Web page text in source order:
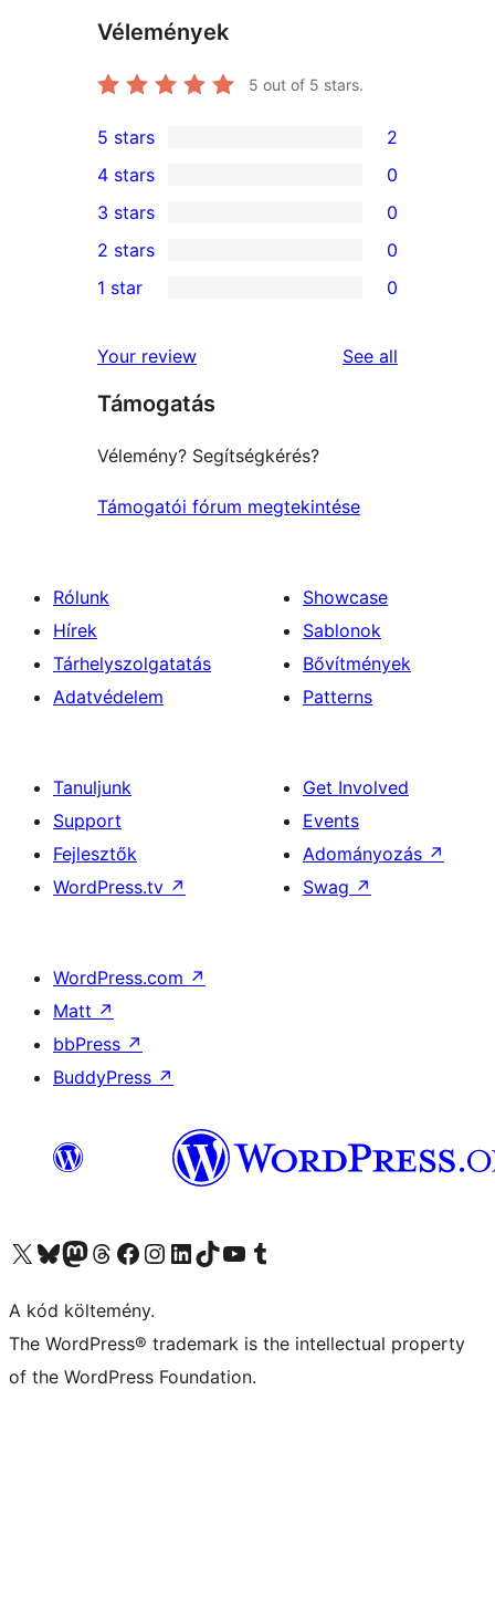
Vélemények
5 out of 5 stars.
2
5-
star
reviews
5 stars 2
4-
star
reviews
4 stars 0
0
3-
star
3 stars 0
2-
reviews
2 stars 0
star
reviews
1 star 0
Your review See all
Támogatás
Vélemény? Segítségkérés?
Támogatói fórum megtekintése
Rólunk
Hírek
Tárhelyszolgatatás
Adatvédelem
Showcase
Sablonok
Bővítmények
Patterns
Tanuljunk
Support
Fejlesztők
WordPress.tv ↗
Get Involved
Events
Adományozás ↗
Swag ↗
WordPress.com ↗
Matt ↗
bbPress ↗
BuddyPress ↗
Visit our X (formerly Twitter) account
Visit our Bluesky account
Twitter csatornánk
Visit our Threads account
Facebook oldalunk megtekintése
Visit our Instagram account
Visit our LinkedIn account
Visit our TikTok account
Visit our YouTube channel
Visit our Tumblr account
A kód költemény.
The WordPress® trademark is the intellectual property
of the WordPress Foundation.